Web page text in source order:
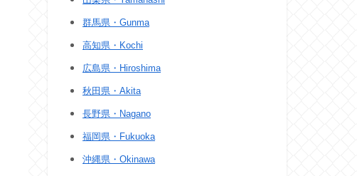
群馬県・Gunma
高知県・Kochi
広島県・Hiroshima
秋田県・Akita
長野県・Nagano
福岡県・Fukuoka
沖縄県・Okinawa